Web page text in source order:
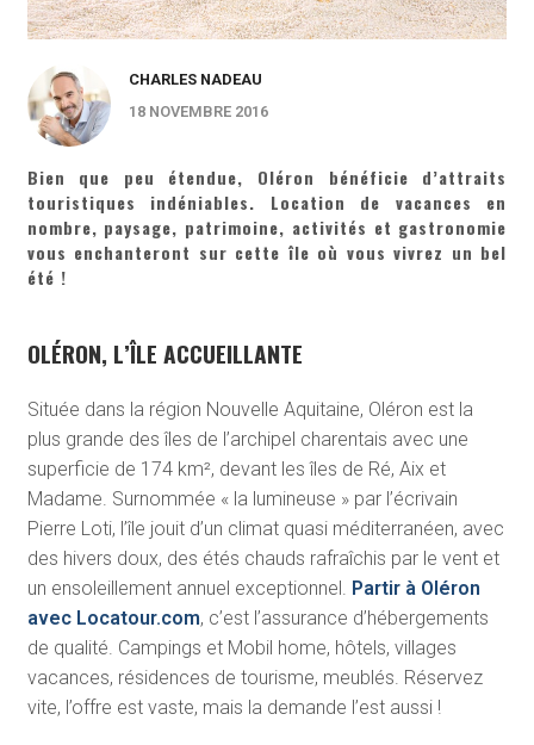
CHARLES NADEAU
18 NOVEMBRE 2016
Bien que peu étendue, Oléron bénéficie d’attraits
touristiques indéniables. Location de vacances en
nombre, paysage, patrimoine, activités et gastronomie
vous enchanteront sur cette île où vous vivrez un bel
été !
OLÉRON, L’ÎLE ACCUEILLANTE
Située dans la région Nouvelle Aquitaine, Oléron est la
plus grande des îles de l’archipel charentais avec une
superficie de 174 km², devant les îles de Ré, Aix et
Madame. Surnommée « la lumineuse » par l’écrivain
Pierre Loti, l’île jouit d’un climat quasi méditerranéen, avec
des hivers doux, des étés chauds rafraîchis par le vent et
un ensoleillement annuel exceptionnel. Partir à Oléron
avec Locatour.com, c’est l’assurance d’hébergements
de qualité. Campings et Mobil home, hôtels, villages
vacances, résidences de tourisme, meublés. Réservez
vite, l’offre est vaste, mais la demande l’est aussi !